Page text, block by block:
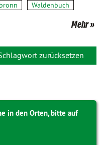
Waldenbuch
Mehr
zurücksetzen
in den Orten, bitte auf